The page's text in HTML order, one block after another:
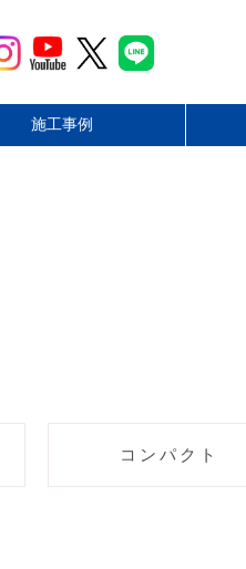
施工事例
コンパクト